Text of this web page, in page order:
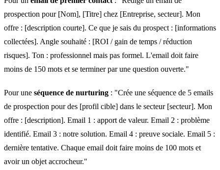
prospection pour [Nom], [Titre] chez [Entreprise, secteur]. Mon
offre : [description courte]. Ce que je sais du prospect : [informations
collectées]. Angle souhaité : [ROI / gain de temps / réduction
risques]. Ton : professionnel mais pas formel. L'email doit faire
moins de 150 mots et se terminer par une question ouverte."
Pour une séquence de nurturing : "Crée une séquence de 5 emails
de prospection pour des [profil cible] dans le secteur [secteur]. Mon
offre : [description]. Email 1 : apport de valeur. Email 2 : problème
identifié. Email 3 : notre solution. Email 4 : preuve sociale. Email 5 :
dernière tentative. Chaque email doit faire moins de 100 mots et
avoir un objet accrocheur."